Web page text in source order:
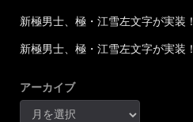
新極男士、極・江雪左文字が実装！
新極男士、極・江雪左文字が実装！
アーカイブ